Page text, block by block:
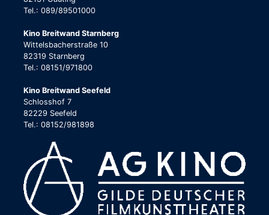
Tel.: 089/89501000
Kino Breitwand Starnberg
Wittelsbacherstraße 10
82319 Starnberg
Tel.: 08151/971800
Kino Breitwand Seefeld
Schlosshof 7
82229 Seefeld
Tel.: 08152/981898